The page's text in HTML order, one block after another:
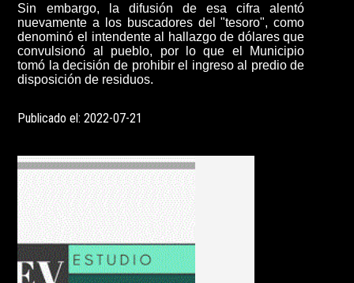
Sin embargo, la difusión de esa cifra alentó
nuevamente a los buscadores del "tesoro", como
denominó el intendente al hallazgo de dólares que
convulsionó al pueblo, por lo que el Municipio
tomó la decisión de prohibir el ingreso al predio de
disposición de residuos.
Publicado el: 2022-07-21